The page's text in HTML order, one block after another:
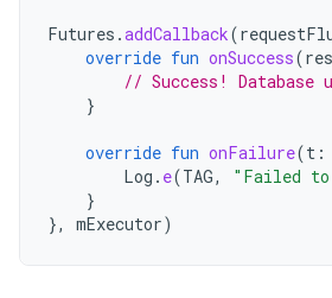
Futures .addCallback(
override fun onSuccess(
// Success! Database
}
override fun onFailure(t :
Log . e(TAG,
"Failed to
}
},
mExecutor)